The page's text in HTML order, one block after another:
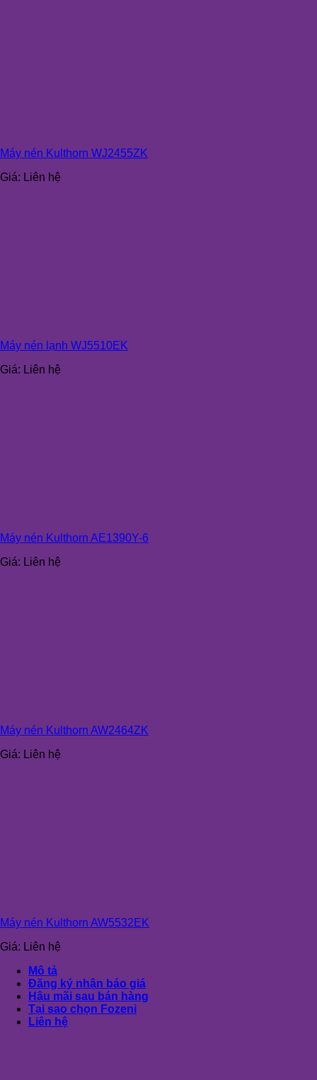
Máy nén Kulthorn WJ2455ZK
Giá: Liên hệ
Máy nén lạnh WJ5510EK
Giá: Liên hệ
Máy nén Kulthorn AE1390Y-6
Giá: Liên hệ
Máy nén Kulthorn AW2464ZK
Giá: Liên hệ
Máy nén Kulthorn AW5532EK
Giá: Liên hệ
Mô tả
Đăng ký nhận báo giá
Hậu mãi sau bán hàng
Tại sao chọn Fozeni
Liên hệ